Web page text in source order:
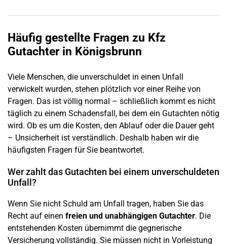
Häufig gestellte Fragen zu Kfz
Gutachter in Königsbrunn
Viele Menschen, die unverschuldet in einen Unfall
verwickelt wurden, stehen plötzlich vor einer Reihe von
Fragen. Das ist völlig normal – schließlich kommt es nicht
täglich zu einem Schadensfall , bei dem ein Gutachten nötig
wird. Ob es um die Kosten, den Ablauf oder die Dauer geht
– Unsicherheit ist verständlich. Deshalb haben wir die
häufigsten Fragen für Sie beantwortet.
Wer zahlt das Gutachten bei einem unverschuldeten
Unfall ?
Wenn Sie nicht Schuld am Unfall
tragen, haben Sie das
Recht auf einen freien und unabhängigen Gutachter. Die
entstehenden Kosten übernimmt die gegnerische
Versicherung vollständig. Sie müssen nicht in Vorleistung